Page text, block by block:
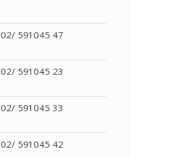
02/ 591045 47
02/ 591045 23
02/ 591045 33
02/ 591045 42